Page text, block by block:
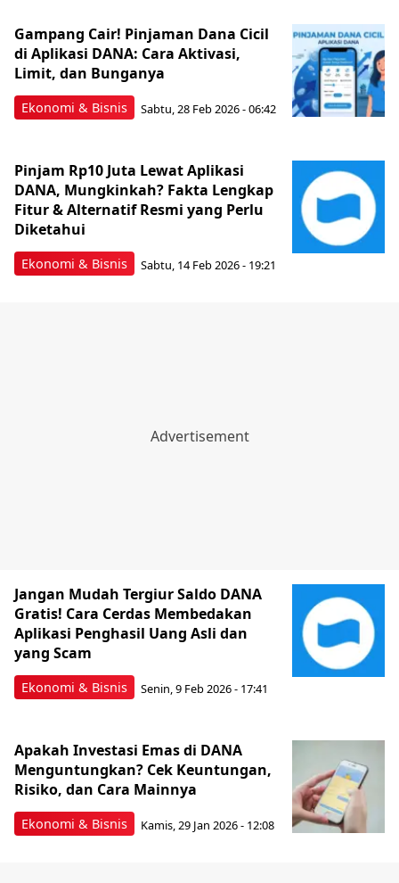
Ekonomi & Bisnis
Gampang Cair! Pinjaman Dana Cicil
di Aplikasi DANA: Cara Aktivasi,
Limit, dan Bunganya
Sabtu, 28 Feb 2026 - 06:42
Ekonomi & Bisnis
Pinjam Rp10 Juta Lewat Aplikasi
DANA, Mungkinkah? Fakta Lengkap
Fitur & Alternatif Resmi yang Perlu
Diketahui
Sabtu, 14 Feb 2026 - 19:21
Ekonomi & Bisnis
Jangan Mudah Tergiur Saldo DANA
Gratis! Cara Cerdas Membedakan
Aplikasi Penghasil Uang Asli dan
yang Scam
Senin, 9 Feb 2026 - 17:41
Ekonomi & Bisnis
Apakah Investasi Emas di DANA
Menguntungkan? Cek Keuntungan,
Risiko, dan Cara Mainnya
Kamis, 29 Jan 2026 - 12:08